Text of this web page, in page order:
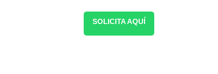
SOLICITA AQUÍ